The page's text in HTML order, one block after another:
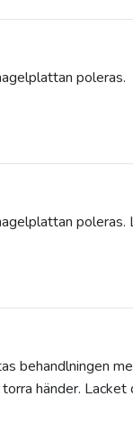
poleras.
poleras.
behandlningen
händer.